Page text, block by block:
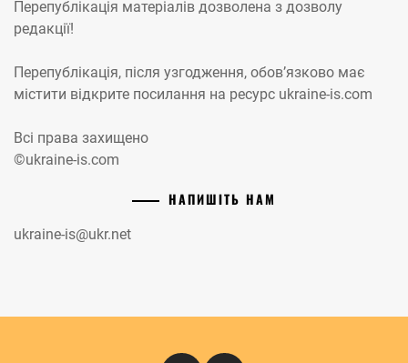
Перепублікація матеріалів дозволена з дозволу
редакції!
Перепублікація, після узгодження, обов’язково має
містити відкрите посилання на ресурс ukraine-is.com
Всі права захищено
©ukraine-is.com
НАПИШІТЬ НАМ
ukraine-is@ukr.net